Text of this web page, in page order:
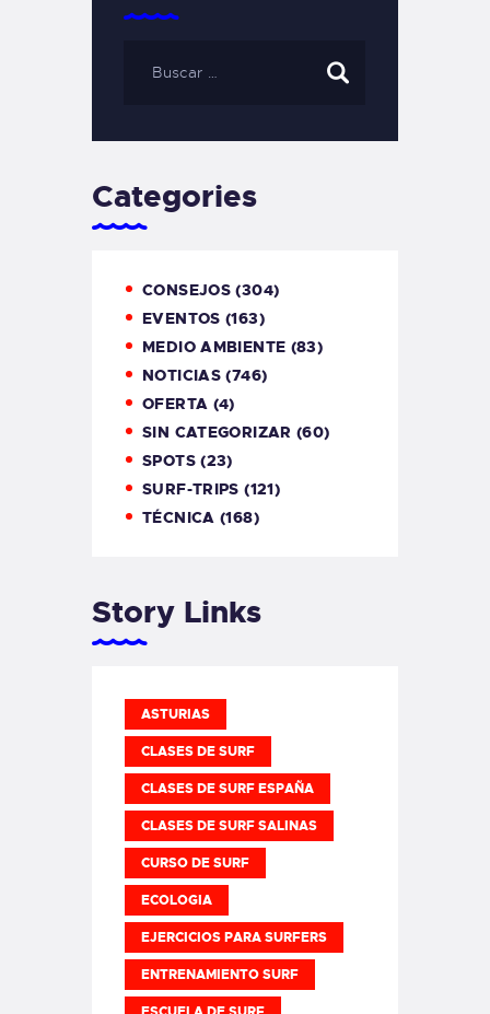
Categories
CONSEJOS (304)
EVENTOS (163)
MEDIO AMBIENTE (83)
NOTICIAS (746)
OFERTA (4)
SIN CATEGORIZAR (60)
SPOTS(23)
SURF-TRIPS (121)
TÉCNICA (168)
Story Links
ASTURIAS
CLASES DE SURF
CLASES DE SURF ESPAÑA
CLASES DE SURF SALINAS
CURSO DE SURF
ECOLOGIA
EJERCICIOS PARA SURFERS
ENTRENAMIENTO SURF